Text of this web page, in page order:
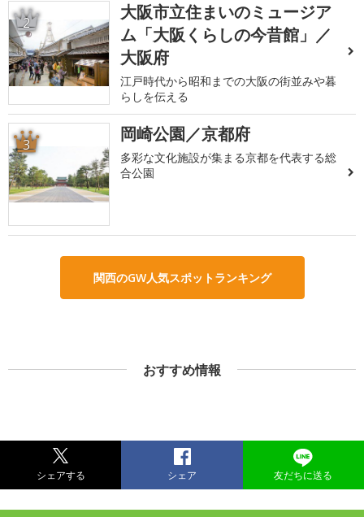
2
大阪市立住まいのミュージア
ム「大阪くらしの今昔館」／
大阪府
江戸時代から昭和までの大阪の街並みや暮
らしを伝える
3 岡崎公園／京都府
多彩な文化施設が集まる京都を代表する総
合公園
関西のGW人気スポットランキング
おすすめ情報
シェアする シェア 友だちに送る